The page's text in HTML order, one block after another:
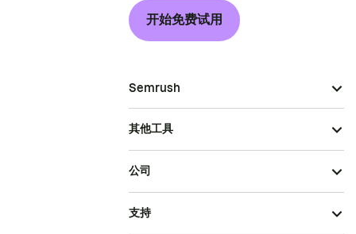
开始免费试用
Semrush
其他工具
公司
支持